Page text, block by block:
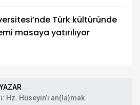
Türk kültüründe
masaya yatırılıyor
Hz. Hüseyin’i an(la)mak